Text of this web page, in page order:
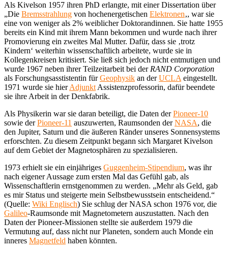
Als Kivelson 1957 ihren PhD erlangte, mit einer Dissertation über
„Die Bremsstrahlung von hochenergetischen Elektronen‚, war sie
eine von weniger als 2% weiblicher Doktorandinnen. Sie hatte 1955
bereits ein Kind mit ihrem Mann bekommen und wurde nach ihrer
Promovierung ein zweites Mal Mutter. Dafür, dass sie ‚trotz
Kindern‘ weiterhin wissenschaftlich arbeitete, wurde sie in
Kollegenkreisen kritisiert. Sie ließ sich jedoch nicht entmutigen und
wurde 1967 neben ihrer Teilzeitarbeit bei der RAND Corporation
als Forschungsasstistentin fürGeophysik an derUCLA eingestellt.
1971 wurde sie hierAdjunkt Assistenzprofessorin, dafür beendete
sie ihre Arbeit in der Denkfabrik.
Als Physikerin war sie daran beteiligt, die Daten derPioneer-10
sowie derPioneer-11 auszuwerten, Raumsonden derNASA, die
den Jupiter, Saturn und die äußeren Ränder unseres Sonnensystems
erforschten. Zu diesem Zeitpunkt begann sich Margaret Kivelson
auf dem Gebiet der Magnetosphären zu spezialisieren.
1973 erhielt sie ein einjähriges Guggenheim-Stipendium, was ihr
nach eigener Aussage zum ersten Mal das Gefühl gab, als
Wissenschaftlerin ernstgenommen zu werden. „Mehr als Geld, gab
es mir Status und steigerte mein Selbstbewusstsein entscheidend.“
(Quelle: Wiki Englisch) Sie schlug der NASA schon 1976 vor, die
Galileo-Raumsonde mit Magnetometern auszustatten. Nach den
Daten der Pioneer-Missionen stellte sie außerdem 1979 die
Vermutung auf, dass nicht nur Planeten, sondern auch Monde ein
inneres Magnetfeld haben könnten.